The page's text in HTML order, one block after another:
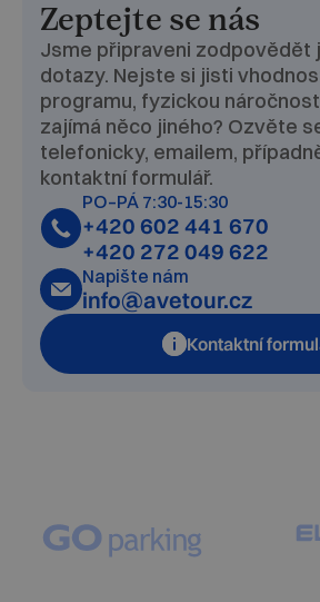
Zeptejte se nás
Jsme připraveni zodpovědět
dotazy. Nejste si jisti
programu, fyzickou
zajímá něco jiného? Ozvěte
telefonicky, emailem,
kontaktní formulář.
PO–PÁ 7:30-15:30
+420 602 441 670
+420 272 049 622
Napište nám
info@avetour.cz
Kontaktní